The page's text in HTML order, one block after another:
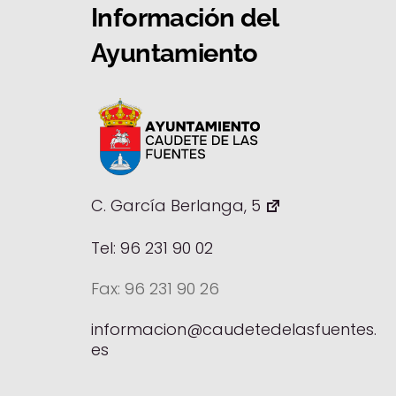
Información del
Ayuntamiento
C. García Berlanga, 5
Tel: 96 231 90 02
Fax: 96 231 90 26
informacion@caudetedelasfuentes.
es